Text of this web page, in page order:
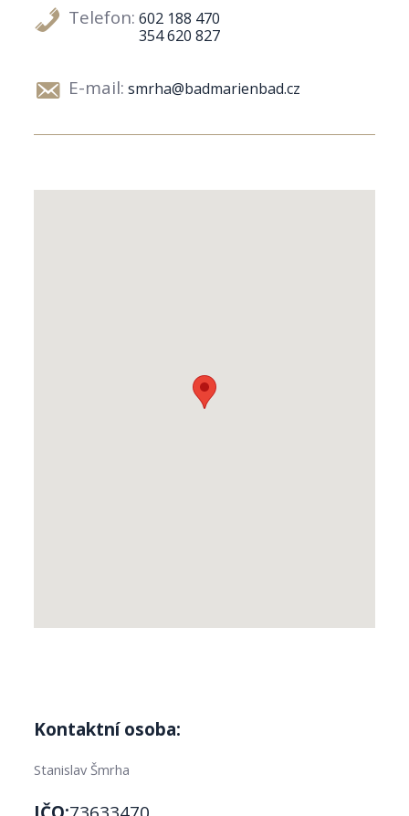
Telefon: 602 188 470
354 620 827
E-mail: smrha@badmarienbad.cz
Kontaktní osoba:
Stanislav Šmrha